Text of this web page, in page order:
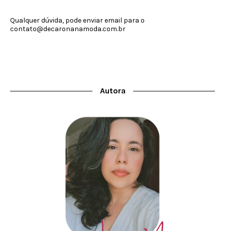
Qualquer dúvida, pode enviar email para o
contato@decaronanamoda.com.br
Autora